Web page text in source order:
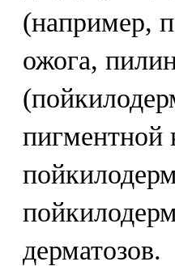
(например,
ожога,
пигментной
дерматозов.